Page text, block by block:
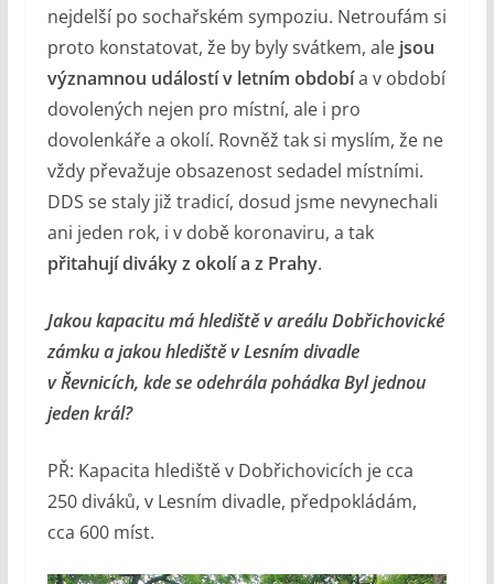
nejdelší po sochařském sympoziu. Netroufám si
proto konstatovat, že by byly svátkem, ale jsou
významnou událostí v letním obdobía v období
dovolených nejen pro místní, ale i pro
dovolenkáře a okolí. Rovněž tak si myslím, že ne
vždy převažuje obsazenost sedadel místními.
DDS se staly již tradicí, dosud jsme nevynechali
ani jeden rok, i v době koronaviru, a tak
přitahují diváky z okolí a z Prahy.
Jakou kapacitu má hlediště v areálu Dobřichovické
zámku a jakou hlediště v Lesním divadle
v Řevnicích, kde se odehrála pohádka Byl jednou
jeden král?
PŘ: Kapacita hlediště v Dobřichovicích je cca
250 diváků, v Lesním divadle, předpokládám,
cca 600 míst.